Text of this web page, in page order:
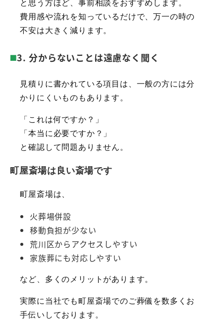
と思う方ほど、事前相談をおすすめします。
費用感や流れを知っているだけで、万一の時の
不安は大きく減ります。
3. 分からないことは遠慮なく聞く
見積りに書かれている項目は、一般の方には分
かりにくいものもあります。
「これは何ですか？」
「本当に必要ですか？」
と確認して問題ありません。
町屋斎場は良い斎場です
町屋斎場は、
火葬場併設
移動負担が少ない
荒川区からアクセスしやすい
家族葬にも対応しやすい
など、多くのメリットがあります。
実際に当社でも町屋斎場でのご葬儀を数多くお
手伝いしております。